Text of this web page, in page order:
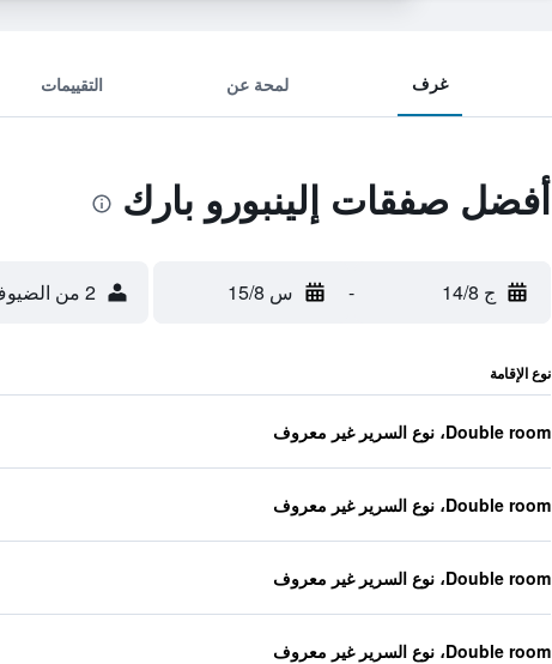
غرف لمحة عن التقييمات
أفضل صفقات إلينبورو بارك
ج 14/8 - س 15/8 2 من الضيوف، غرفة واحدة
نوع الإقامة
Double room، نوع السرير غير معروف
Double room، نوع السرير غير معروف
Double room، نوع السرير غير معروف
Double room، نوع السرير غير معروف